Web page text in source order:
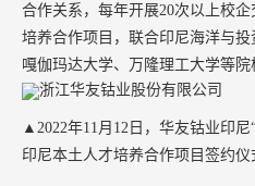
合作关系，每年开展20次以上校
培养合作项目，联合印尼海洋与
嘎伽玛达大学、万隆理工大学等院
▲ 2022年11 月 12 日，华友钴业印尼
印尼本土人才培养合作项目签约仪